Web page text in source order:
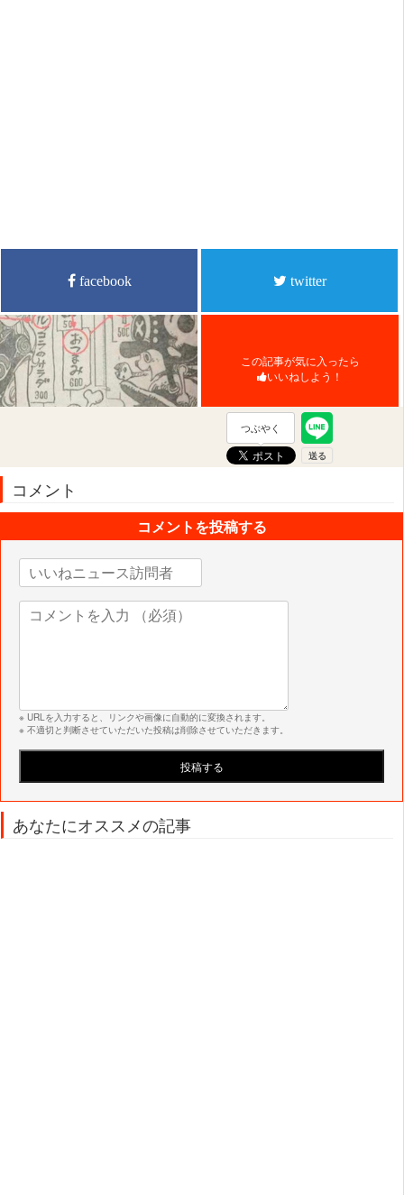
facebook twitter
この記事が気に入ったら
いいねしよう！
つぶやく
コメント
コメントを投稿する
※ URLを入力すると、リンクや画像に自動的に変換されます。
※ 不適切と判断させていただいた投稿は削除させていただきます。
あなたにオススメの記事